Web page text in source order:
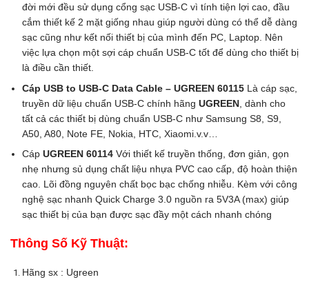
đời mới đều sử dụng cổng sạc USB-C vì tính tiện lợi cao, đầu
cắm thiết kế 2 mặt giống nhau giúp người dùng có thể dễ dàng
sạc cũng như kết nối thiết bị của mình đến PC, Laptop. Nên
việc lựa chọn một sợi cáp chuẩn USB-C tốt để dùng cho thiết bị
là điều cần thiết.
Cáp USB to USB-C Data Cable – UGREEN 60115 Là cáp sạc,
truyền dữ liệu chuẩn USB-C chính hãng UGREEN, dành cho
tất cả các thiết bị dùng chuẩn USB-C như Samsung S8, S9,
A50, A80, Note FE, Nokia, HTC, Xiaomi.v.v…
Cáp UGREEN 60114Với thiết kế truyền thống, đơn giản, gọn
nhẹ nhưng sủ dụng chất liệu nhựa PVC cao cấp, độ hoàn thiện
cao. Lõi đồng nguyên chất bọc bạc chống nhiễu. Kèm với công
nghệ sạc nhanh Quick Charge 3.0 nguồn ra 5V3A (max) giúp
sạc thiết bị của bạn được sạc đầy một cách nhanh chóng
Thông Số Kỹ Thuật:
Hãng sx : Ugreen